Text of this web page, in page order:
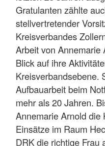
Gratulanten zählte
stellvertretender
Kreisverbandes
Arbeit von Annemarie
Blick auf ihre
Kreisverbandsebene.
Aufbauarbeit beim
mehr als 20 Jahren.
Annemarie Arnold die
Einsätze im Raum
DRK die richtige Frau